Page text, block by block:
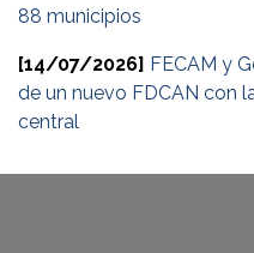
88 municipios
[14/07/2026] FECAM y
de un nuevo FDCAN con
central